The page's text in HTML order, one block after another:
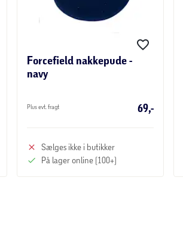
Forcefield nakkepude -
navy
Plus evt. fragt 69,-
Sælges ikke i butikker
På lager online (100+)